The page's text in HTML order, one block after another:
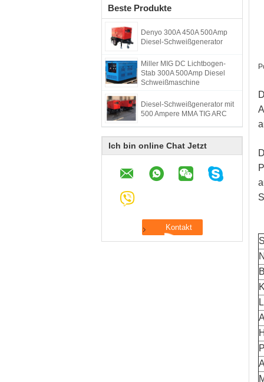
Beste Produkte
Denyo 300A 450A 500Amp
Diesel-Schweißgenerator
Miller MIG DC Lichtbogen-
Stab 300A 500Amp Diesel
Schweißmaschine
Diesel-Schweißgenerator mit
500 Ampere MMA TIG ARC
Ich bin online Chat Jetzt